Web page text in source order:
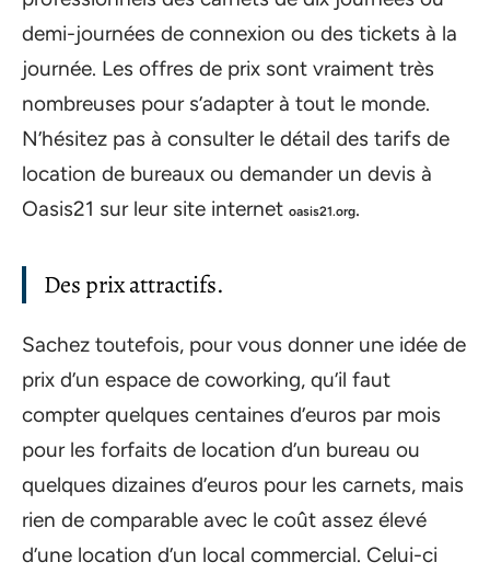
demi-journées de connexion ou des tickets à la
journée. Les offres de prix sont vraiment très
nombreuses pour s’adapter à tout le monde.
N’hésitez pas à consulter le détail des tarifs de
location de bureaux ou demander un devis à
Oasis21 sur leur site internet oasis21.org.
Des prix attractifs.
Sachez toutefois, pour vous donner une idée de
prix d’un espace de coworking, qu’il faut
compter quelques centaines d’euros par mois
pour les forfaits de location d’un bureau ou
quelques dizaines d’euros pour les carnets, mais
rien de comparable avec le coût assez élevé
d’une location d’un local commercial. Celui-ci